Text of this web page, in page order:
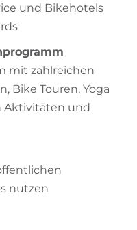
und Bikehotels
mit zahlreichen
Bike Touren, Yoga
Aktivitäten und
nutzen